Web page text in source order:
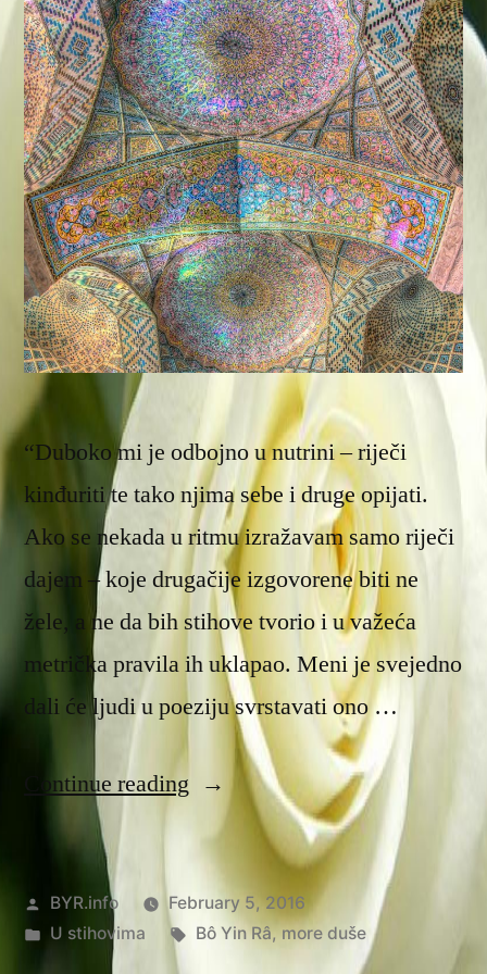
“Duboko mi je odbojno u nutrini – riječi
kinđuriti te tako njima sebe i druge opijati.
Ako se nekada u ritmu izražavam samo riječi
dajem – koje drugačije izgovorene biti ne
žele, a ne da bih stihove tvorio i u važeća
metrička pravila ih uklapao. Meni je svejedno
dali će ljudi u poeziju svrstavati ono …
Continue reading “U
stihu”
Posted
by
BYR.info
February 5, 2016
Posted
U stihovima Tags:
Bô Yin Râ,more duše